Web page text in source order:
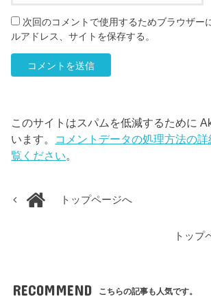
次回のコメントで使用するためブラウザー
ルアドレス、サイトを保存する。
このサイトはスパムを低減するために
います。 コメントデータの処理方法の
覧ください。
トップページへ
トップ
RECOMMEND こちらの記事も人気です。